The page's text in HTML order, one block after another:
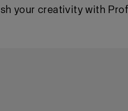
your creativity with